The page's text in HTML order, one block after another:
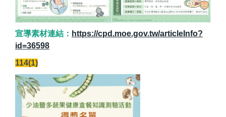
宣導素材連結： https://cpd.moe.gov.tw/articleInfo?
id=36598
114(1)